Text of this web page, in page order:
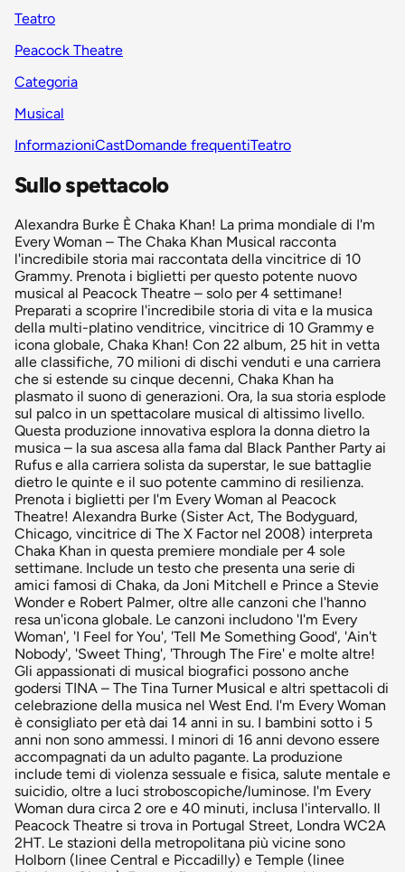
Teatro
Peacock Theatre
Categoria
Musical
InformazioniCastDomande frequentiTeatro
Sullo spettacolo
Alexandra Burke È Chaka Khan! La prima mondiale di I'm
Every Woman – The Chaka Khan Musical racconta
l'incredibile storia mai raccontata della vincitrice di 10
Grammy. Prenota i biglietti per questo potente nuovo
musical al Peacock Theatre – solo per 4 settimane!
Preparati a scoprire l'incredibile storia di vita e la musica
della multi-platino venditrice, vincitrice di 10 Grammy e
icona globale, Chaka Khan! Con 22 album, 25 hit in vetta
alle classifiche, 70 milioni di dischi venduti e una carriera
che si estende su cinque decenni, Chaka Khan ha
plasmato il suono di generazioni. Ora, la sua storia esplode
sul palco in un spettacolare musical di altissimo livello.
Questa produzione innovativa esplora la donna dietro la
musica – la sua ascesa alla fama dal Black Panther Party ai
Rufus e alla carriera solista da superstar, le sue battaglie
dietro le quinte e il suo potente cammino di resilienza.
Prenota i biglietti per I'm Every Woman al Peacock
Theatre! Alexandra Burke (Sister Act, The Bodyguard,
Chicago, vincitrice di The X Factor nel 2008) interpreta
Chaka Khan in questa premiere mondiale per 4 sole
settimane. Include un testo che presenta una serie di
amici famosi di Chaka, da Joni Mitchell e Prince a Stevie
Wonder e Robert Palmer, oltre alle canzoni che l'hanno
resa un'icona globale. Le canzoni includono 'I'm Every
Woman', 'I Feel for You', 'Tell Me Something Good', 'Ain't
Nobody', 'Sweet Thing', 'Through The Fire' e molte altre!
Gli appassionati di musical biografici possono anche
godersi TINA – The Tina Turner Musical e altri spettacoli di
celebrazione della musica nel West End. I'm Every Woman
è consigliato per età dai 14 anni in su. I bambini sotto i 5
anni non sono ammessi. I minori di 16 anni devono essere
accompagnati da un adulto pagante. La produzione
include temi di violenza sessuale e fisica, salute mentale e
suicidio, oltre a luci stroboscopiche/luminose. I'm Every
Woman dura circa 2 ore e 40 minuti, inclusa l'intervallo. Il
Peacock Theatre si trova in Portugal Street, Londra WC2A
2HT. Le stazioni della metropolitana più vicine sono
Holborn (linee Central e Piccadilly) e Temple (linee